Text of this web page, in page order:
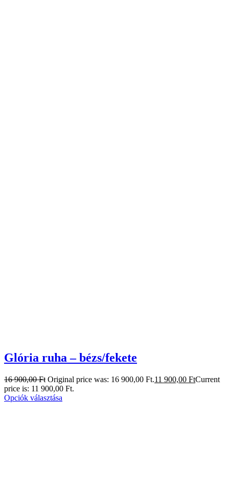
Glória ruha – bézs/fekete
16 900,00Ft Original price was: 16 900,00 Ft.11 900,00 FtCurrent
price is: 11 900,00 Ft.
Opciók választása